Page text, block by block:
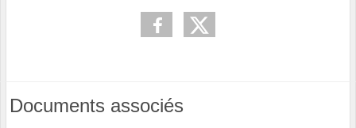
Documents associés